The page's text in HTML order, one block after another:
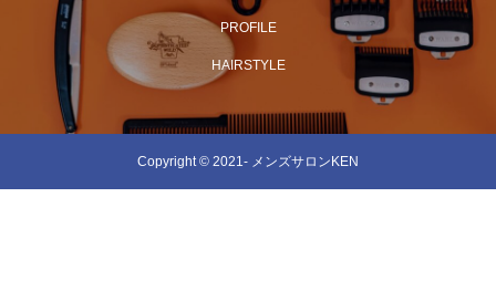
PROFILE
HAIRSTYLE
Copyright © 2021- メンズサロンKEN